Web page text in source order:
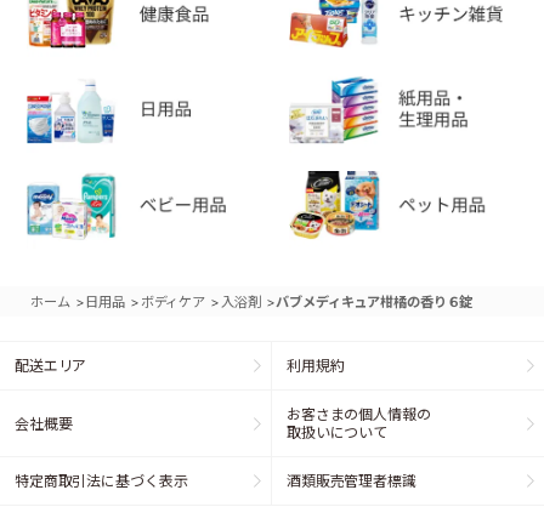
ホーム > 日用品 > ボディケア > 入浴剤 >バブメディキュア柑橘の香り６錠
配送エリア 利用規約
会社概要
お客さまの個人情報の
取扱いについて
特定商取引法に基づく表示 酒類販売管理者標識